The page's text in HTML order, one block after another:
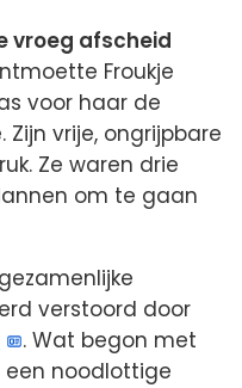
vroeg afscheid
Froukje
voor haar de
vrije, ongrijpbare
Ze waren drie
om te gaan
verstoord door
. Wat begon met
noodlottige